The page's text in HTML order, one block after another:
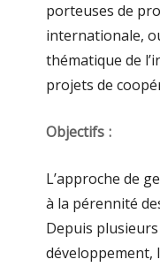
porteuses de
internationale,
thématique de
projets de
Objectifs :
L’approche de
à la pérennité
Depuis
développement,